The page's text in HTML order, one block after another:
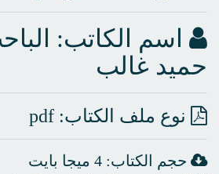
اسم الكاتب:
حميد غالب
نوع ملف الكتاب: pdf
حجم الكتاب: 4 ميجا بايت